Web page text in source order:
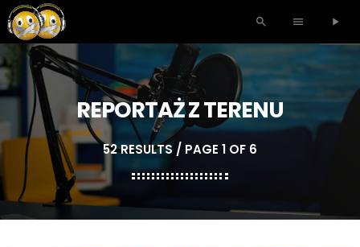
search menu play_arrow
REPORTAŻ Z TERENU
52 RESULTS / PAGE 1 OF 6